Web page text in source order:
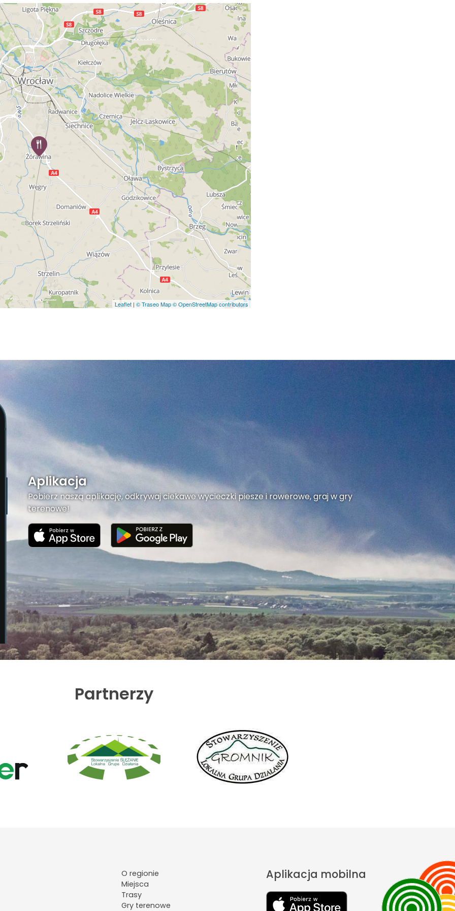
Leaflet | © Traseo Map© OpenStreetMap contributors
Aplikacja
Pobierz naszą aplikację, odkrywaj ciekawe wycieczki piesze i rowerowe, graj w gry
terenowe!
Partnerzy
O regionie
Miejsca
Trasy
Gry terenowe
Aplikacja mobilna